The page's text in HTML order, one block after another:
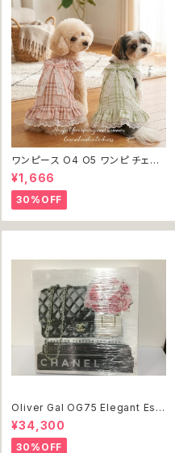
ワンピース O4 O5 ワンピ チェッ
ク プリーツ レース 女の子 犬 犬服
小型 猫 服 洋服 ペット dog ドッグ
ウェア おしゃれ かわいい 返品交
換不可
¥1,666
30%OFF
Oliver Gal OG75 Elegant Ess
entials Paris 絵 アート インテリ
ア お祝い 贈り物 プレゼント 結婚
新築 開店 周年 バースデイ 誕生日
¥34,300
30%OFF